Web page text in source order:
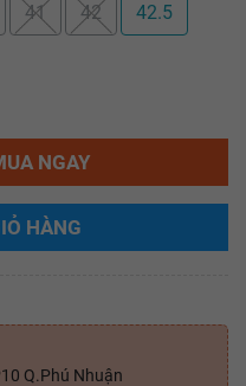
41 42 42.5
NGAY
HÀNG
Q.Phú Nhuận